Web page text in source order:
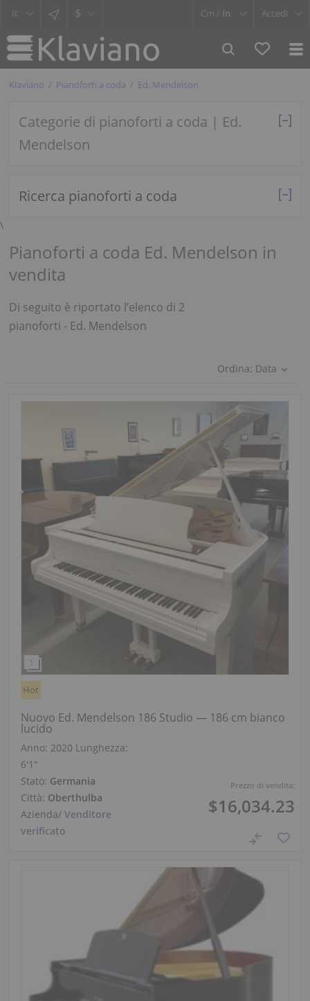
$ Cm / In Accedi
Klaviano Pianoforti a coda Ed. Mendelson
Categorie di pianoforti a coda | Ed.
Mendelson
Ricerca pianoforti a coda
\
Pianoforti a coda Ed. Mendelson in
vendita
Di seguito è riportato l’elenco di 2
pianoforti - Ed. Mendelson
Ordina: Data
Prezzo di vendita:
$16,034.23
Hot
Nuovo Ed. Mendelson 186 Studio — 186 cm bianco
lucido
Anno: 2020 Lunghezza:
6′1″
Stato: Germania
Città: Oberthulba
Azienda/ Venditore
verificato